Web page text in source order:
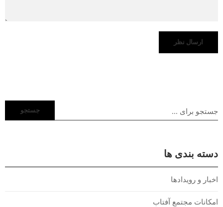
جستجو
دسته بندی ها
اخبار و رویدادها
امکانات مجتمع آفتاب